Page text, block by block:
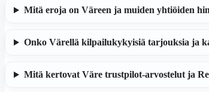
Mitä eroja on Väreen ja muiden yhtiöiden
Onko Värellä kilpailukykyisiä tarjouksia ja
Mitä kertovat Väre trustpilot-arvostelut ja